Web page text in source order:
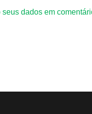
seus dados em